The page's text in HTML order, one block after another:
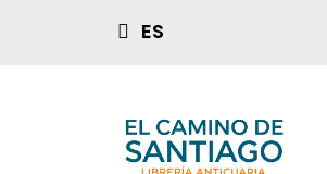
ES